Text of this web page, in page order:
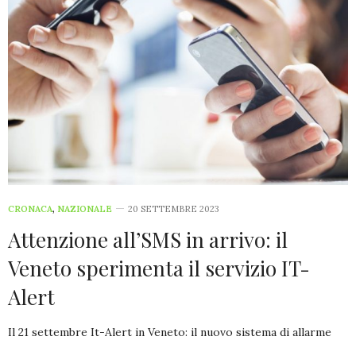
CRONACA, NAZIONALE 20 SETTEMBRE 2023
Attenzione all’SMS in arrivo: il
Veneto sperimenta il servizio IT-
Alert
Il 21 settembre It-Alert in Veneto: il nuovo sistema di allarme